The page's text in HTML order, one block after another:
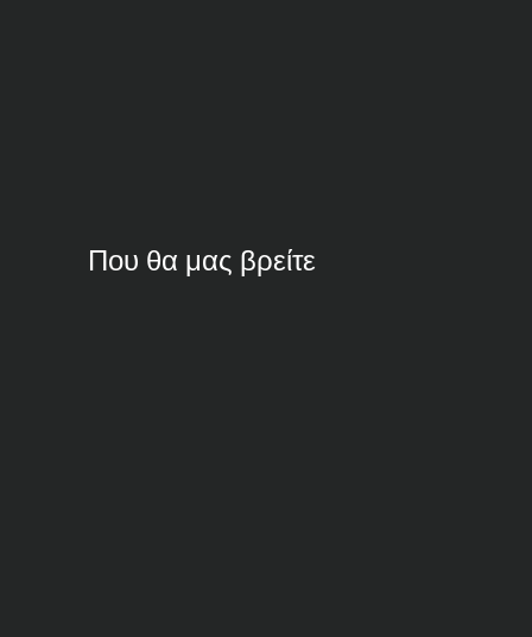
Που θα μας βρείτε